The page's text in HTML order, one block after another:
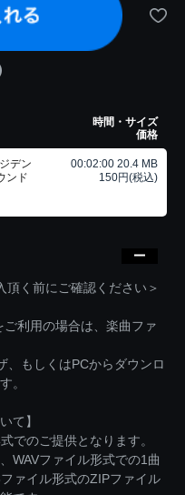
時間・サイズ
価格
デン
ンド
00:02:00 20.4 MB
150円(税込)
く前にご確認ください＞
利用の場合は、楽曲ファ
、もしくはPCからダウンロ
。
て】
でのご提供となります。
WAVファイル形式での1曲
ァイル形式のZIPファイル